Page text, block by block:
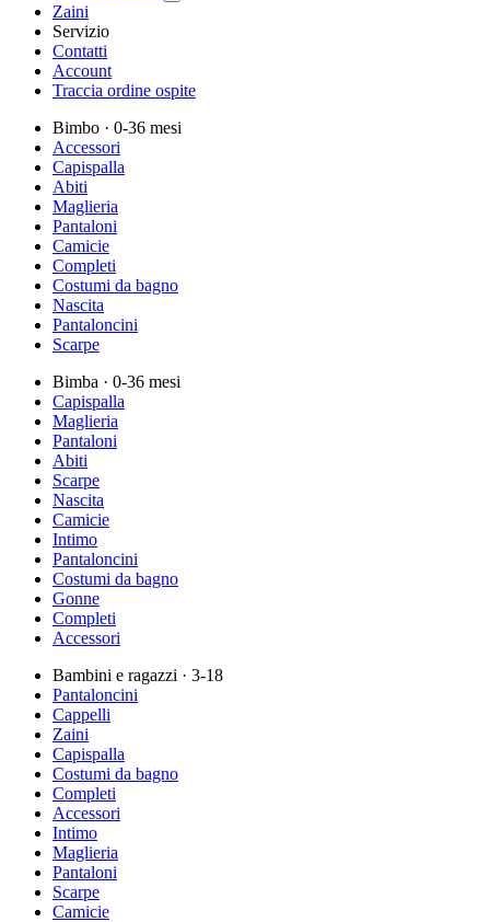
Zaini
Servizio
Contatti
Account
Traccia ordine ospite
Bimbo · 0-36 mesi
Accessori
Capispalla
Abiti
Maglieria
Pantaloni
Camicie
Completi
Costumi da bagno
Nascita
Pantaloncini
Scarpe
Bimba · 0-36 mesi
Capispalla
Maglieria
Pantaloni
Abiti
Scarpe
Nascita
Camicie
Intimo
Pantaloncini
Costumi da bagno
Gonne
Completi
Accessori
Bambini e ragazzi · 3-18
Pantaloncini
Cappelli
Zaini
Capispalla
Costumi da bagno
Completi
Accessori
Intimo
Maglieria
Pantaloni
Scarpe
Camicie